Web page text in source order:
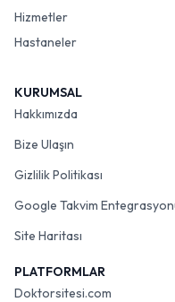
Hizmetler
Hastaneler
KURUMSAL
Hakkımızda
Bize Ulaşın
Gizlilik Politikası
Google Takvim
Site Haritası
PLATFORMLAR
Doktorsitesi.com